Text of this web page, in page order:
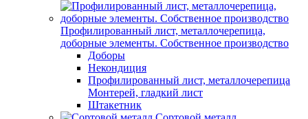
Профилированный лист, металлочерепица,
доборные элементы. Собственное производство
Доборы
Некондиция
Профилированный лист, металлочерепица
Монтерей, гладкий лист
Штакетник